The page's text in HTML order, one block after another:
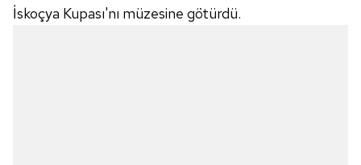
İskoçya Kupası'nı müzesine götürdü.